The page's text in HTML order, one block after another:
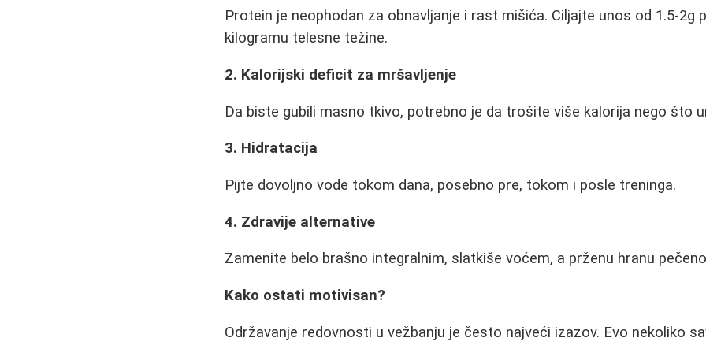
Protein je neophodan za obnavljanje i rast mišića. Ciljajte unos od 1.5-2g
kilogramu telesne težine.
2. Kalorijski deficit za mršavljenje
Da biste gubili masno tkivo, potrebno je da trošite više kalorija nego što
3. Hidratacija
Pijte dovoljno vode tokom dana, posebno pre, tokom i posle treninga.
4. Zdravije alternative
Zamenite belo brašno integralnim, slatkiše voćem, a prženu hranu
Kako ostati motivisan?
Održavanje redovnosti u vežbanju je često najveći izazov. Evo nekoliko